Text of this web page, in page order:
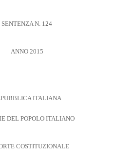
SENTENZA N. 124
ANNO 2015
ITALIANA
DEL POPOLO ITALIANO
COSTITUZIONALE